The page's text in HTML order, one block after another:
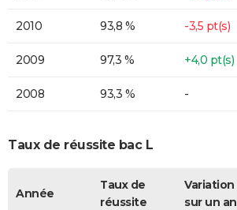
2010 93,8 % -3,5 pt(s)
2009 97,3 % +4,0 pt(s)
2008 93,3 % -
Taux de réussite bac L
Année
Taux de
réussite
Variation
sur un an